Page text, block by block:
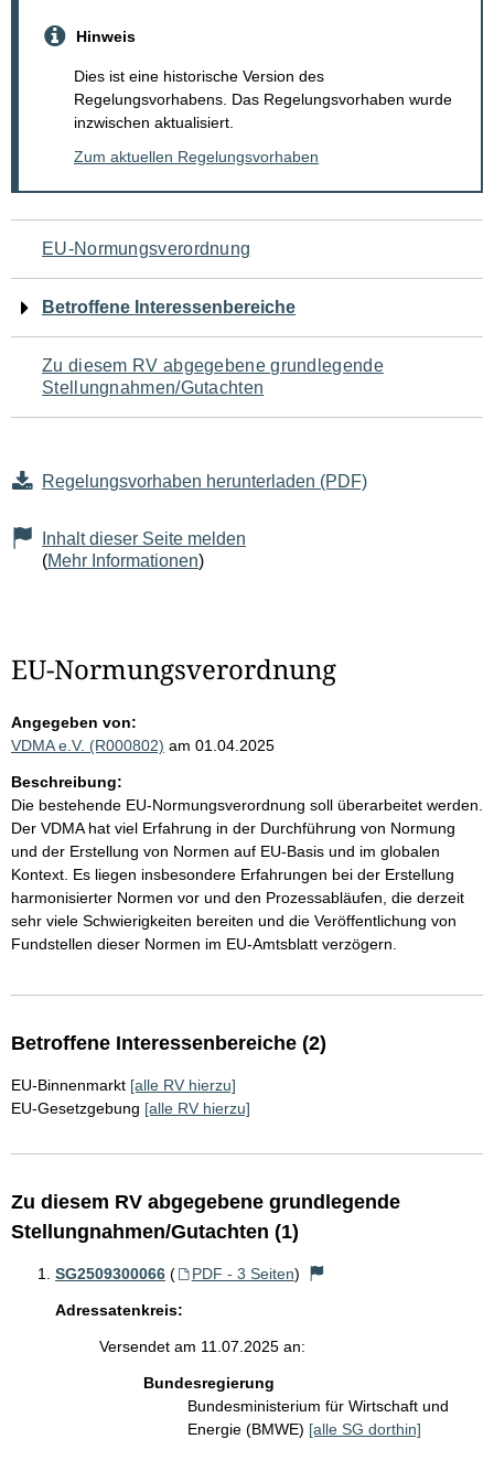
Hinweis
Dies ist eine historische Version des
Regelungsvorhabens. Das Regelungsvorhaben wurde
inzwischen aktualisiert.
Zum aktuellen Regelungsvorhaben
Navigation
für
den
Seiteninhalt
EU-Normungsverordnung
Betroffene Interessenbereiche
Zu diesem RV abgegebene grundlegende
Stellungnahmen/Gutachten
Regelungsvorhaben herunterladen (PDF)
Inhalt dieser Seite melden
(Mehr Informationen)
EU-Normungsverordnung
Angegeben von:
VDMA e.V. (R000802) am 01.04.2025
Beschreibung:
Die bestehende EU-Normungsverordnung soll überarbeitet werden.
Der VDMA hat viel Erfahrung in der Durchführung von Normung
und der Erstellung von Normen auf EU-Basis und im globalen
Kontext. Es liegen insbesondere Erfahrungen bei der Erstellung
harmonisierter Normen vor und den Prozessabläufen, die derzeit
sehr viele Schwierigkeiten bereiten und die Veröffentlichung von
Fundstellen dieser Normen im EU-Amtsblatt verzögern.
Betroffene Interessenbereiche (2)
EU-Binnenmarkt [alle RV hierzu]
EU-Gesetzgebung [alle RV hierzu]
Zu diesem RV abgegebene grundlegende
Stellungnahmen/Gutachten (1)
SG2509300066 ( PDF - 3 Seiten)
Adressatenkreis:
Versendet am 11.07.2025 an:
Bundesregierung
Bundesministerium für Wirtschaft und
Energie (BMWE) [alle SG dorthin]